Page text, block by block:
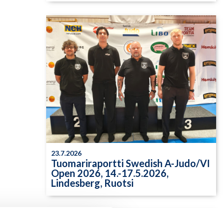
23.7.2026
Tuomariraportti Swedish A-Judo/VI
Open 2026, 14.-17.5.2026,
Lindesberg, Ruotsi